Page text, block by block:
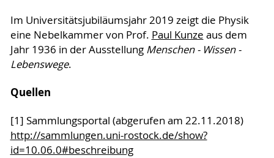
Im Universitätsjubiläumsjahr 2019 zeigt die Physik
eine Nebelkammer von Prof. Paul Kunze aus dem
Jahr 1936 in der Ausstellung Menschen - Wissen -
Lebenswege.
Quellen
[1] Sammlungsportal (abgerufen am 22.11.2018)
http://sammlungen.uni-rostock.de/show?
id=10.06.0#beschreibung